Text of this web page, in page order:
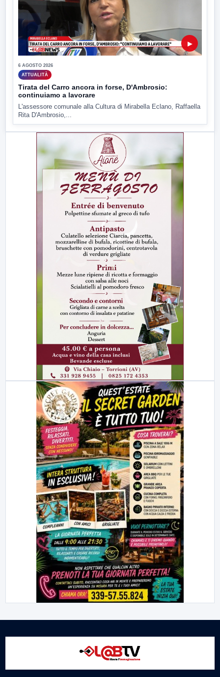
▶
6 AGOSTO 2026
ATTUALITÀ
Tirata del Carro ancora in forse, D'Ambrosio:
continuiamo a lavorare
L'assessore comunale alla Cultura di Mirabella Eclano, Raffaella
Rita D'Ambrosio,...